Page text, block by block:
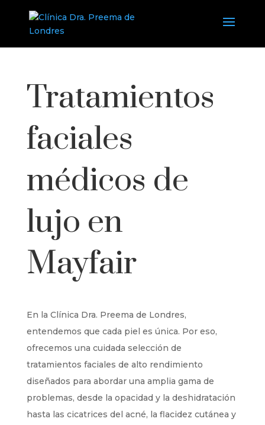
Tratamientos
faciales
médicos de
lujo en
Mayfair
En la Clínica Dra. Preema de Londres,
entendemos que cada piel es única. Por eso,
ofrecemos una cuidada selección de
tratamientos faciales de alto rendimiento
diseñados para abordar una amplia gama de
problemas, desde la opacidad y la deshidratación
hasta las cicatrices del acné, la flacidez cutánea y